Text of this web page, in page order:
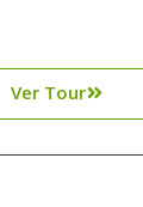
Ver Tour